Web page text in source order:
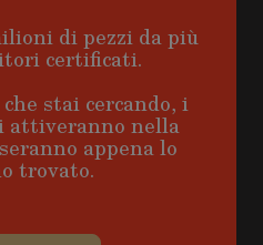
di pezzi da più
certificati.
stai cercando, i
attiveranno nella
appena lo
trovato.